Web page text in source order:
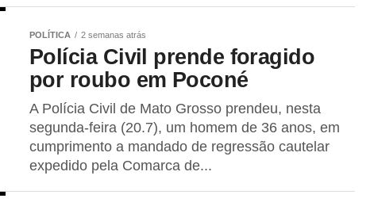
POLÍTICA 2 semanas atrás
Polícia Civil prende foragido
por roubo em Poconé
A Polícia Civil de Mato Grosso prendeu, nesta
segunda-feira (20.7), um homem de 36 anos, em
cumprimento a mandado de regressão cautelar
expedido pela Comarca de...